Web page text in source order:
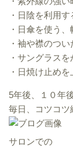
・日陰を利用す
・日傘を使う
・袖や襟のつ
・サングラスを
・日焼け止めを
5年後、１０年
毎日、コツコツ
サロンでの